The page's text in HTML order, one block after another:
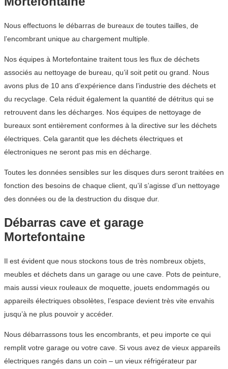
Nous effectuons le débarras de bureaux de toutes tailles, de
l’encombrant unique au chargement multiple.
Nos équipes à Mortefontaine traitent tous les flux de déchets
associés au nettoyage de bureau, qu’il soit petit ou grand. Nous
avons plus de 10 ans d’expérience dans l’industrie des déchets et
du recyclage. Cela réduit également la quantité de détritus qui se
retrouvent dans les décharges. Nos équipes de nettoyage de
bureaux sont entièrement conformes à la directive sur les déchets
électriques. Cela garantit que les déchets électriques et
électroniques ne seront pas mis en décharge.
Toutes les données sensibles sur les disques durs seront traitées en
fonction des besoins de chaque client, qu’il s’agisse d’un nettoyage
des données ou de la destruction du disque dur.
Débarras cave et garage
Mortefontaine
Il est évident que nous stockons tous de très nombreux objets,
meubles et déchets dans un garage ou une cave. Pots de peinture,
mais aussi vieux rouleaux de moquette, jouets endommagés ou
appareils électriques obsolètes, l’espace devient très vite envahis
jusqu’à ne plus pouvoir y accéder.
Nous débarrassons tous les encombrants, et peu importe ce qui
remplit votre garage ou votre cave. Si vous avez de vieux appareils
électriques rangés dans un coin – un vieux réfrigérateur par